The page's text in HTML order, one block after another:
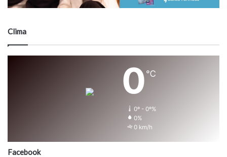
Clima
0℃
0º - 0º%
0%
0 km/h
Facebook